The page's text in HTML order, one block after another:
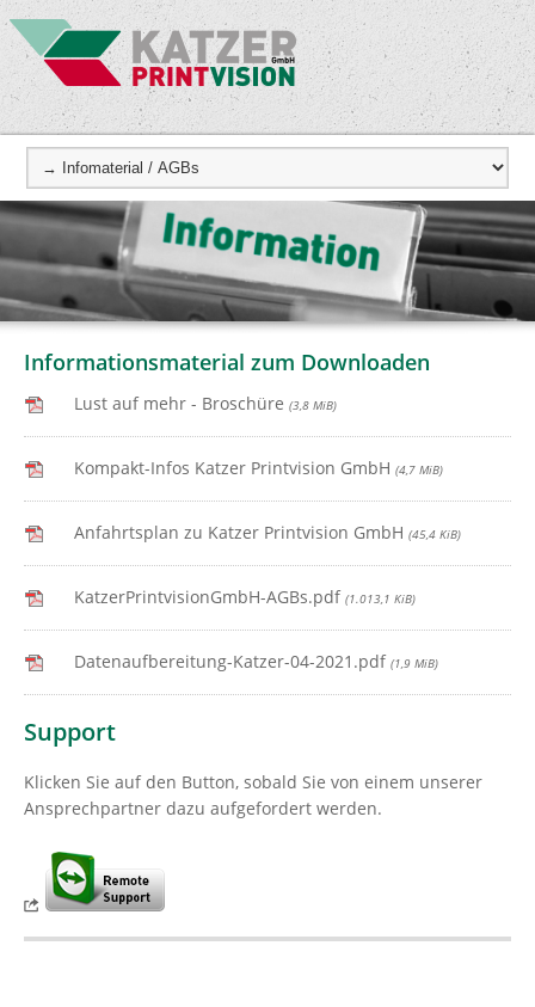
Informationsmaterial zum Downloaden
Lust auf mehr - Broschüre (3,8 MiB)
Kompakt-Infos Katzer Printvision GmbH (4,7 MiB)
Anfahrtsplan zu Katzer Printvision GmbH (45,4 KiB)
KatzerPrintvisionGmbH-AGBs.pdf (1.013,1 KiB)
Datenaufbereitung-Katzer-04-2021.pdf (1,9 MiB)
Support
Klicken Sie auf den Button, sobald Sie von einem unserer
Ansprechpartner dazu aufgefordert werden.